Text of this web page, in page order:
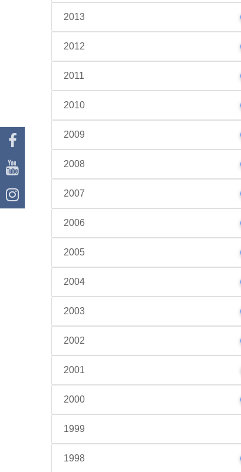
2013
2012
2011
2010
2009
2008
2007
2006
2005
2004
2003
2002
2001
2000
1999
1998